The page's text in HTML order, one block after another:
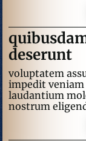
deserunt
voluptatem
impedit
laudantium
nostrum